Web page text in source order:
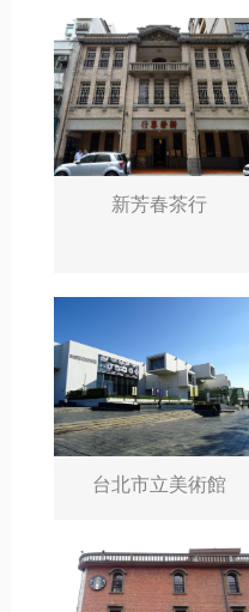
新芳春茶行
台北市立美術館